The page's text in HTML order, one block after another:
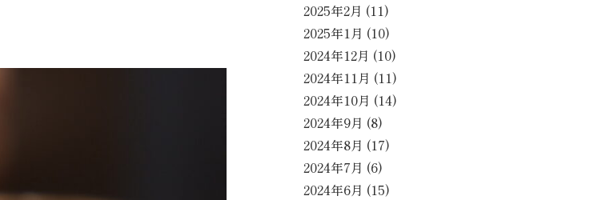
2025年2月 (11)
2025年1月 (10)
2024年12月 (10)
2024年11月 (11)
2024年10月 (14)
2024年9月 (8)
2024年8月 (17)
2024年7月 (6)
2024年6月 (15)